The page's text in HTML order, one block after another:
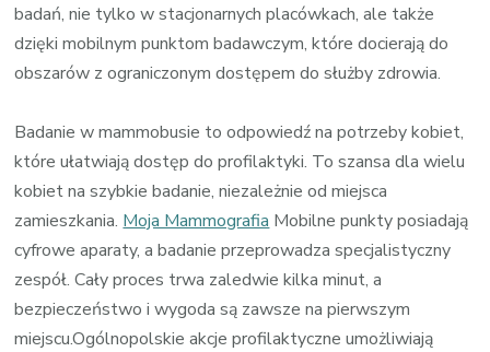
badań, nie tylko w stacjonarnych placówkach, ale także
dzięki mobilnym punktom badawczym, które docierają do
obszarów z ograniczonym dostępem do służby zdrowia.
Badanie w mammobusie to odpowiedź na potrzeby kobiet,
które ułatwiają dostęp do profilaktyki. To szansa dla wielu
kobiet na szybkie badanie, niezależnie od miejsca
zamieszkania. Moja Mammografia Mobilne punkty posiadają
cyfrowe aparaty, a badanie przeprowadza specjalistyczny
zespół. Cały proces trwa zaledwie kilka minut, a
bezpieczeństwo i wygoda są zawsze na pierwszym
miejscu.Ogólnopolskie akcje profilaktyczne umożliwiają